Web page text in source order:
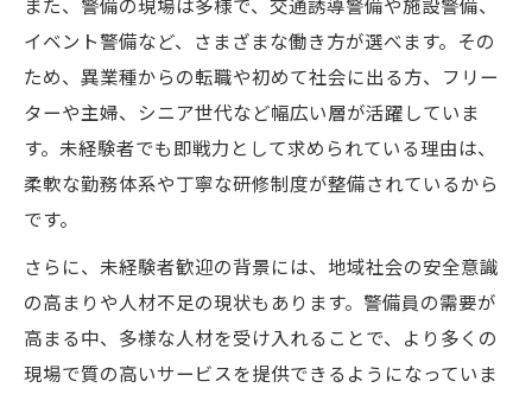
イベント警備など、さまざまな働き方が選べます。その
ため、異業種からの転職や初めて社会に出る方、フリー
ターや主婦、シニア世代など幅広い層が活躍していま
す。未経験者でも即戦力として求められている理由は、
柔軟な勤務体系や丁寧な研修制度が整備されているから
です。
さらに、未経験者歓迎の背景には、地域社会の安全意識
の高まりや人材不足の現状もあります。警備員の需要が
高まる中、多様な人材を受け入れることで、より多くの
現場で質の高いサービスを提供できるようになっていま